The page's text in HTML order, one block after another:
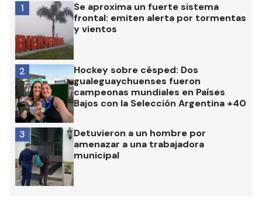
Se aproxima un fuerte sistema
frontal: emiten alerta por tormentas
y vientos
1
Hockey sobre césped: Dos
gualeguaychuenses fueron
campeonas mundiales en Países
Bajos con la Selección Argentina +40
2
Detuvieron a un hombre por
amenazar a una trabajadora
municipal
3